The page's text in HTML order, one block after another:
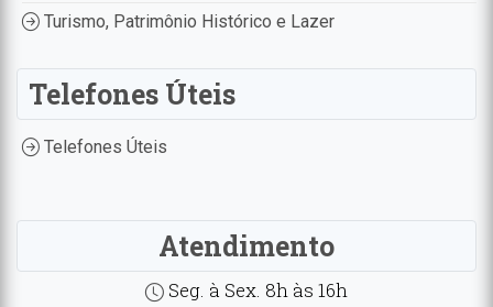
Turismo, Patrimônio Histórico e Lazer
Telefones Úteis
Telefones Úteis
Atendimento
Seg. à Sex. 8h às 16h